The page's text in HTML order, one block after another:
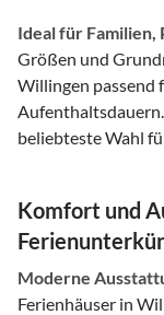
Ideal für Familien,
Größen und
Willingen passend
beliebteste Wahl
Komfort und
Moderne
Ferienhäuser in